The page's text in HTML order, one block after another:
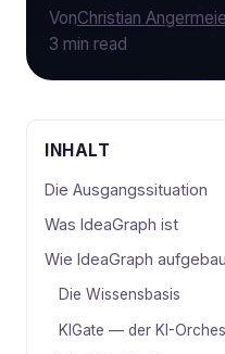
VonChristian
3 min read
INHALT
Die Ausgangssituation
Was IdeaGraph ist
Wie IdeaGraph
Die Wissensbasis
KIGate — der KI-